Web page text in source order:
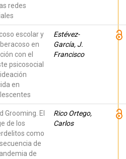
redes
escolar y
en
con el
psicosocial
en
Estévez-
García, J.
Francisco
Grooming. El
de los
como
de
de
Rico Ortego,
Carlos